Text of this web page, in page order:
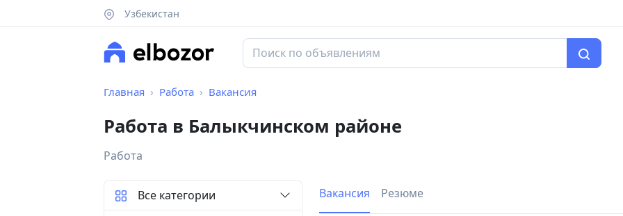
Узбекистан
Главная Работа Вакансия
Работа в Балыкчинском районе
Работа
Вакансия Резюме
Все категории